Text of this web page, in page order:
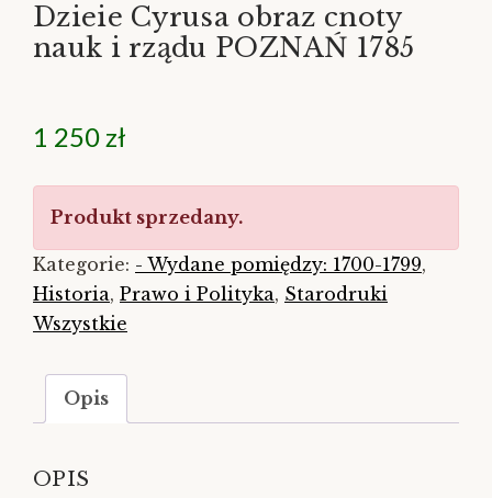
Dzieie Cyrusa obraz cnoty
nauk i rządu POZNAŃ 1785
1 250zł
Produkt sprzedany.
Kategorie: - Wydane pomiędzy: 1700-1799,
Historia, Prawo i Polityka, Starodruki
Wszystkie
Opis
OPIS